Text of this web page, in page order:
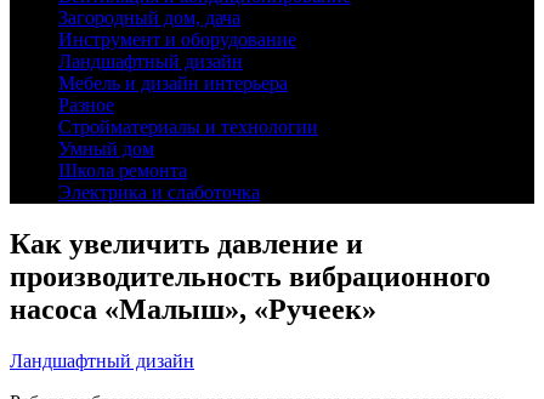
Загородный дом, дача
Инструмент и оборудование
Ландшафтный дизайн
Мебель и дизайн интерьера
Разное
Стройматериалы и технологии
Умный дом
Школа ремонта
Электрика и слаботочка
Как увеличить давление и
производительность вибрационного
насоса «Малыш», «Ручеек»
Ландшафтный дизайн